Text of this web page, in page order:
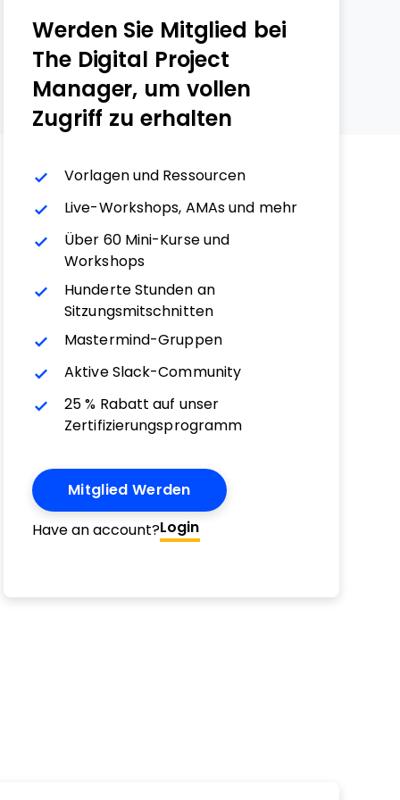
Werden Sie Mitglied bei
The Digital Project
Manager, um vollen
Zugriff zu erhalten
Vorlagen und Ressourcen
Live-Workshops, AMAs und mehr
Über 60 Mini-Kurse und
Workshops
Hunderte Stunden an
Sitzungsmitschnitten
Mastermind-Gruppen
Aktive Slack-Community
25 % Rabatt auf unser
Zertifizierungsprogramm
Mitglied Werden
Have an account?Login